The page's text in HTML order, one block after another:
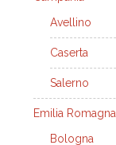
Avellino
Caserta
Salerno
Emilia Romagna
Bologna